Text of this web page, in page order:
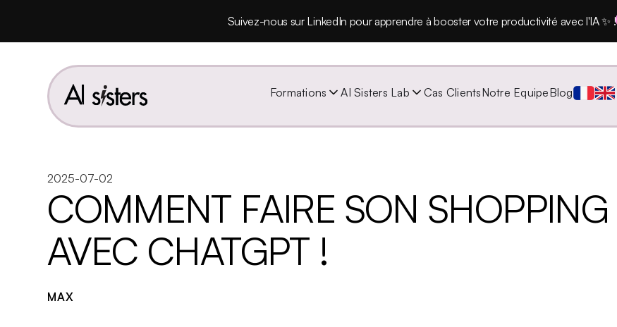
Suivez-nous sur LinkedIn pour apprendre à booster votre productivité avec l'IA ✨ !
Formations AI Sisters Lab Cas ClientsNotre EquipeBlog
2025-07-02
COMMENT FAIRE SON SHOPPING
AVEC CHATGPT !
MAX